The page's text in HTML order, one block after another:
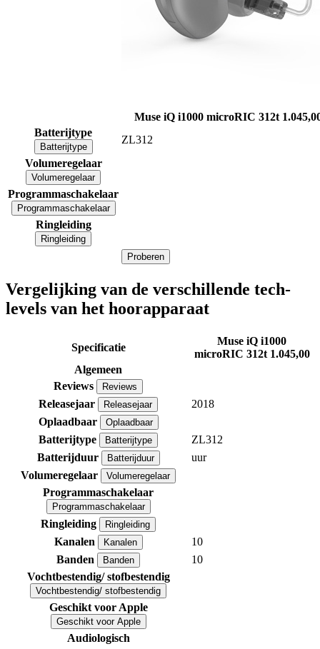
Muse iQ i1000 microRIC 312t
Batterijtype
Batterijtype
ZL312
Volumeregelaar
Volumeregelaar
Programmaschakelaar
Programmaschakelaar
Ringleiding
Ringleiding
Proberen
Vergelijking van de verschillende tech-
levels van het hoorapparaat
Specificatie
Muse iQ i1000
microRIC 312t 1.045,00
Algemeen
Reviews
Reviews
Releasejaar Releasejaar
2018
Oplaadbaar
Oplaadbaar
Batterijtype Batterijtype
ZL312
Batterijduur
Batterijduur
uur
Volumeregelaar
Volumeregelaar
Programmaschakelaar
Programmaschakelaar
Ringleiding Ringleiding
Kanalen Kanalen
10
Banden
Banden
10
Vochtbestendig/ stofbestendig
Vochtbestendig/ stofbestendig
Geschikt voor Apple
Geschikt voor Apple
Audiologisch